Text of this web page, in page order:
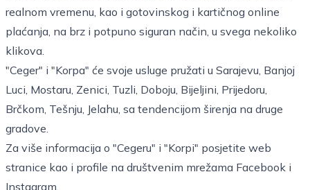
realnom vremenu, kao i gotovinskog i kartičnog online
plaćanja, na brz i potpuno siguran način, u svega nekoliko
klikova.
"Ceger" i "Korpa" će svoje usluge pružati u Sarajevu, Banjoj
Luci, Mostaru, Zenici, Tuzli, Doboju, Bijeljini, Prijedoru,
Brčkom, Tešnju, Jelahu, sa tendencijom širenja na druge
gradove.
Za više informacija o "Cegeru" i "Korpi" posjetite web
stranice kao i profile na društvenim mrežama Facebook i
Instagram.